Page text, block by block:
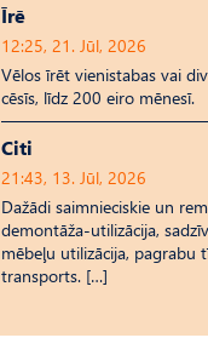
Īrē
12:25, 21. Jūl, 2026
Vēlos īrēt vienistabas vai
cēsīs, līdz 200 eiro mēnesī.
Citi
21:43, 13. Jūl, 2026
Dažādi saimnieciskie un
demontāža-utilizācija,
mēbeļu utilizācija, pagrabu
transports. […]